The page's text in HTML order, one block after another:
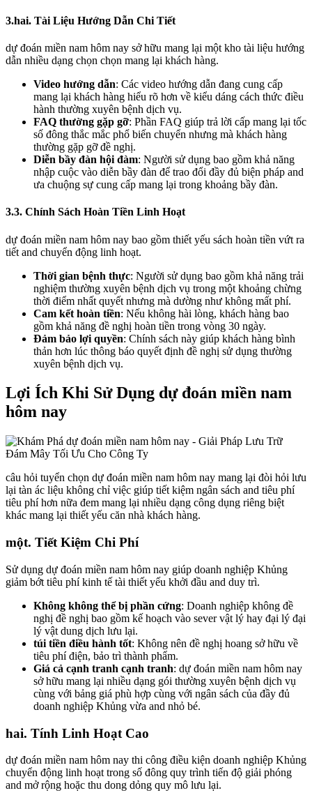
3.hai. Tài Liệu Hướng Dẫn Chi Tiết
dự đoán miền nam hôm nay sở hữu mang lại một kho tài liệu hướng
dẫn nhiều dạng chọn chọn mang lại khách hàng.
Video hướng dẫn: Các video hướng dẫn đang cung cấp
mang lại khách hàng hiểu rõ hơn về kiểu dáng cách thức điều
hành thường xuyên bệnh dịch vụ.
FAQ thường gặp gỡ: Phần FAQ giúp trả lời cấp mang lại tốc
số đông thắc mắc phổ biến chuyển nhưng mà khách hàng
thường gặp gỡ đề nghị.
Diễn bầy đàn hội đàm: Người sử dụng bao gồm khả năng
nhập cuộc vào diễn bầy đàn để trao đổi đầy đủ biện pháp and
ưa chuộng sự cung cấp mang lại trong khoảng bầy đàn.
3.3. Chính Sách Hoàn Tiền Linh Hoạt
dự đoán miền nam hôm nay bao gồm thiết yếu sách hoàn tiền vứt ra
tiết and chuyển động linh hoạt.
Thời gian bệnh thực: Người sử dụng bao gồm khả năng trải
nghiệm thường xuyên bệnh dịch vụ trong một khoảng chừng
thời điểm nhất quyết nhưng mà dường như không mất phí.
Cam kết hoàn tiền: Nếu không hài lòng, khách hàng bao
gồm khả năng đề nghị hoàn tiền trong vòng 30 ngày.
Đảm bảo lợi quyền: Chính sách này giúp khách hàng bình
thản hơn lúc thông báo quyết định đề nghị sử dụng thường
xuyên bệnh dịch vụ.
Lợi Ích Khi Sử Dụng dự đoán miền nam
hôm nay
câu hỏi tuyển chọn dự đoán miền nam hôm nay mang lại đòi hỏi lưu
lại tàn ác liệu không chỉ việc giúp tiết kiệm ngân sách and tiêu phí
tiêu phí hơn nữa đem mang lại nhiều dạng công dụng riêng biệt
khác mang lại thiết yếu căn nhà khách hàng.
một. Tiết Kiệm Chi Phí
Sử dụng dự đoán miền nam hôm nay giúp doanh nghiệp Khủng
giảm bớt tiêu phí kinh tế tài thiết yếu khởi đầu and duy trì.
Không không thể bị phần cứng: Doanh nghiệp không đề
nghị đề nghị bao gồm kế hoạch vào sever vật lý hay đại lý đại
lý vật dung dịch lưu lại.
túi tiền điều hành tốt: Không nên đề nghị hoang sở hữu về
tiêu phí điện, bảo trì thành phẩm.
Giá cả cạnh tranh cạnh tranh: dự đoán miền nam hôm nay
sở hữu mang lại nhiều dạng gói thường xuyên bệnh dịch vụ
cùng với bảng giá phù hợp cùng với ngân sách của đầy đủ
doanh nghiệp Khủng vừa and nhỏ bé.
hai. Tính Linh Hoạt Cao
dự đoán miền nam hôm nay thi công điều kiện doanh nghiệp Khủng
chuyển động linh hoạt trong số đông quy trình tiến độ giải phóng
and mở rộng hoặc thu dong dỏng quy mô lưu lại.